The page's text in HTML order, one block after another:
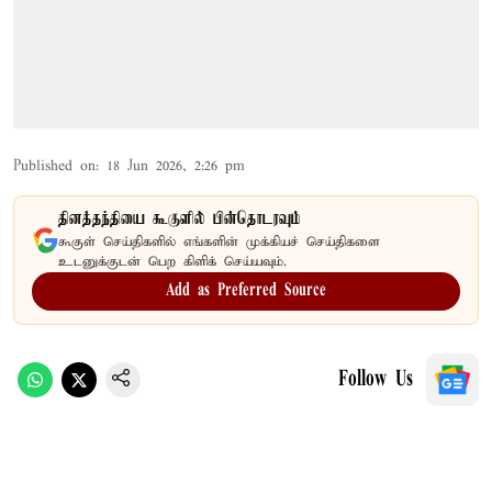
Published on: 18 Jun 2026, 2:26 pm
தினத்தந்தியை கூகுளில் பின்தொடரவும்
கூகுள் செய்திகளில் எங்களின் முக்கியச் செய்திகளை
உடனுக்குடன் பெற கிளிக் செய்யவும்.
Add as Preferred Source
Follow Us